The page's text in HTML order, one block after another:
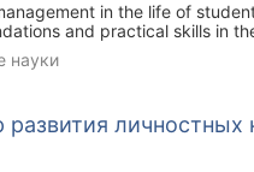
in the life of
and practical skills in
effective activities both at
науки
личностных